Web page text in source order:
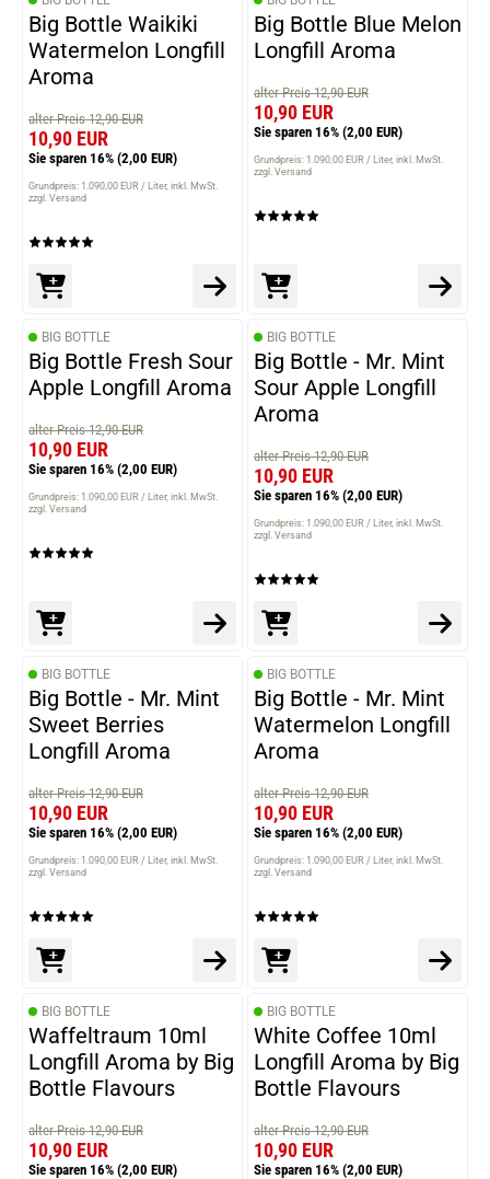
Big Bottle Waikiki
Watermelon Longfill
Aroma
alter Preis 12,90 EUR
10,90 EUR
Sie sparen 16% (2,00 EUR)
Grundpreis: 1.090,00 EUR / Liter inkl. MwSt.
zzgl. Versand
Big Bottle Blue Melon
Longfill Aroma
alter Preis 12,90 EUR
10,90 EUR
Sie sparen 16% (2,00 EUR)
Grundpreis: 1.090,00 EUR / Liter inkl. MwSt.
zzgl. Versand
BIG BOTTLE
Big Bottle Fresh Sour
Apple Longfill Aroma
alter Preis 12,90 EUR
10,90 EUR
Sie sparen 16% (2,00 EUR)
Grundpreis: 1.090,00 EUR / Liter inkl. MwSt.
zzgl. Versand
BIG BOTTLE
Big Bottle - Mr. Mint
Sour Apple Longfill
Aroma
alter Preis 12,90 EUR
10,90 EUR
Sie sparen 16% (2,00 EUR)
Grundpreis: 1.090,00 EUR / Liter inkl. MwSt.
zzgl. Versand
BIG BOTTLE
Big Bottle - Mr. Mint
Sweet Berries
Longfill Aroma
alter Preis 12,90 EUR
10,90 EUR
Sie sparen 16% (2,00 EUR)
Grundpreis: 1.090,00 EUR / Liter inkl. MwSt.
zzgl. Versand
BIG BOTTLE
Big Bottle - Mr. Mint
Watermelon Longfill
Aroma
alter Preis 12,90 EUR
10,90 EUR
Sie sparen 16% (2,00 EUR)
Grundpreis: 1.090,00 EUR / Liter inkl. MwSt.
zzgl. Versand
BIG BOTTLE
Waffeltraum 10ml
Longfill Aroma by Big
Bottle Flavours
alter Preis 12,90 EUR
10,90 EUR
Sie sparen 16% (2,00 EUR)
BIG BOTTLE
White Coffee 10ml
Longfill Aroma by Big
Bottle Flavours
alter Preis 12,90 EUR
10,90 EUR
Sie sparen 16% (2,00 EUR)